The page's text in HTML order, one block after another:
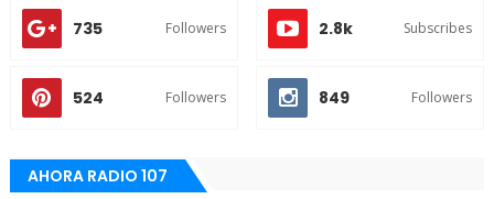
735 Followers 2.8k Subscribes
524 Followers 849 Followers
AHORA RADIO 107